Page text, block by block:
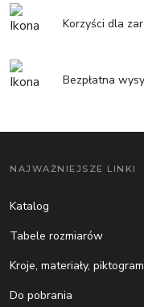
Korzyści dla
Bezpłatna
NAJWAŻNIEJSZE LINKI
Katalog
Tabele rozmiarów
Kroje, materiały,
Do pobrania